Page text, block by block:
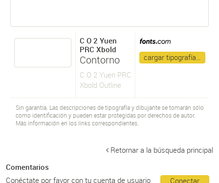
C O 2 Yuen
PRC Xbold
Contorno
C O 2 Yuen PRC
Xbold Outline
cargar tipografía…
Sin garantía. Las descripciones de tipografía y dibujante se tomarán sólo
como identificación y pueden estar protegidas por derechos de autor.
Más información en los links correspondientes.
Retornar a la búsqueda principal
Comentarios
Conectar
Conéctate por favor con tu cuenta de usuario